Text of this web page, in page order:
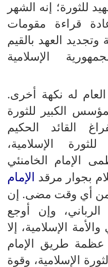
للثورة؛ إنه الشهر
قراءة مقومات
وتجديد العهد بالقيم
الإسلامية
له نكهة أخرى.
الكبير للثورة
القائد الحكيم
الإسلامية،
الإمام الخامنئي
بجوار مرقد
الإمام
من أي وقت مضى. إن
الرباني، وإن أوجع
الإسلامية، إلا
طريق الإمام
الإسلامية، وقوة